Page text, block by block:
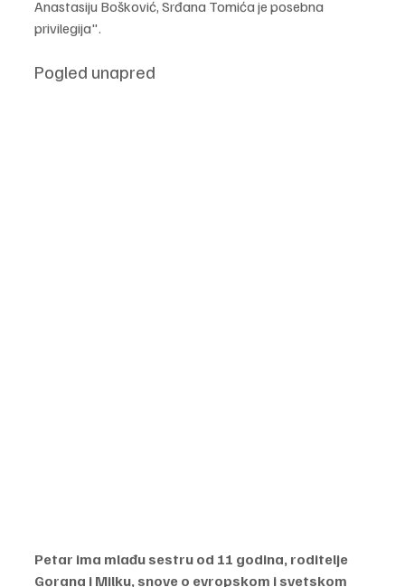
Anastasiju Bošković, Srđana Tomića je posebna
privilegija".
Pogled unapred
Petar ima mlađu sestru od 11 godina, roditelje
Gorana i Milku, snove o evropskom i svetskom